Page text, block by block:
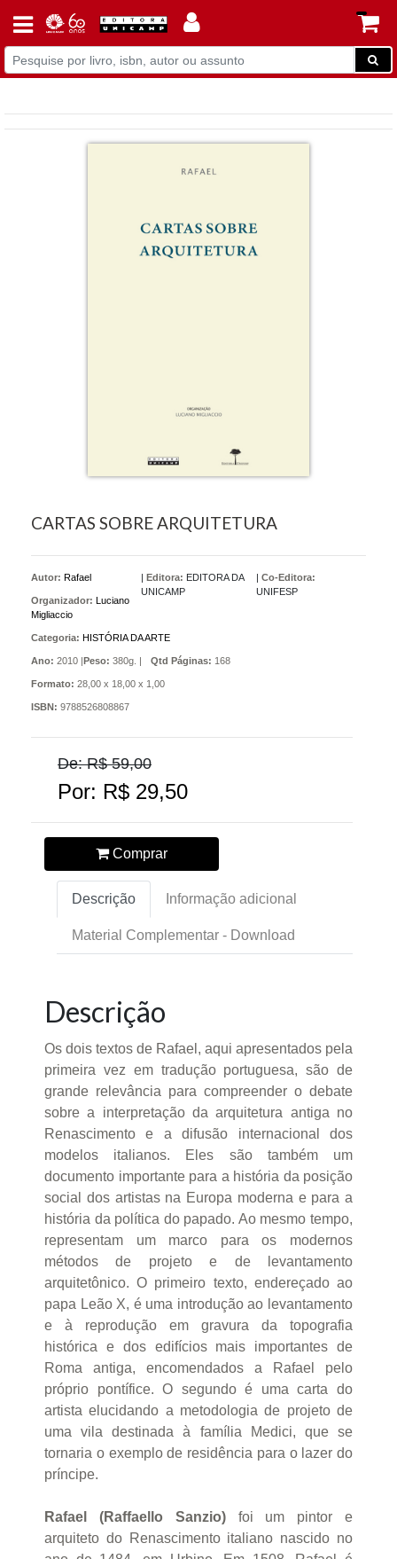
CARTAS SOBRE ARQUITETURA
Autor: Rafael
Organizador: Luciano
Migliaccio
|Editora: EDITORA DA
UNICAMP
|Co-Editora:
UNIFESP
Categoria: HISTÓRIA DA ARTE
Ano: 2010 |Peso: 380g. | Qtd Páginas: 168
Formato: 28,00 x 18,00 x 1,00
ISBN: 9788526808867
De: R$ 59,00
Por: R$ 29,50
Comprar
Descrição Informação adicional
Material Complementar - Download
Descrição
Os dois textos de Rafael, aqui apresentados pela
primeira vez em tradução portuguesa, são de
grande relevância para compreender o debate
sobre a interpretação da arquitetura antiga no
Renascimento e a difusão internacional dos
modelos italianos. Eles são também um
documento importante para a história da posição
social dos artistas na Europa moderna e para a
história da política do papado. Ao mesmo tempo,
representam um marco para os modernos
métodos de projeto e de levantamento
arquitetônico. O primeiro texto, endereçado ao
papa Leão X, é uma introdução ao levantamento
e à reprodução em gravura da topografia
histórica e dos edifícios mais importantes de
Roma antiga, encomendados a Rafael pelo
próprio pontífice. O segundo é uma carta do
artista elucidando a metodologia de projeto de
uma vila destinada à família Medici, que se
tornaria o exemplo de residência para o lazer do
príncipe.
Rafael (Raffaello Sanzio)foi um pintor e
arquiteto do Renascimento italiano nascido no